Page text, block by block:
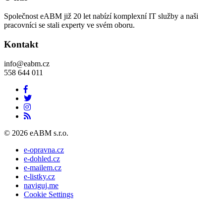
Společnost eABM již 20 let nabízí komplexní IT služby a naši
pracovníci se stali experty ve svém oboru.
Kontakt
info@eabm.cz
558 644 011
© 2026 eABM s.r.o.
e-opravna.cz
e-dohled.cz
e-mailem.cz
e-listky.cz
naviguj.me
Cookie Settings